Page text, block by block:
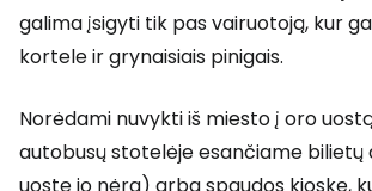
galima įsigyti tik pas vairuotoją, kur
kortele ir grynaisiais pinigais.
Norėdami nuvykti iš miesto į oro
autobusų stotelėje esančiame
uoste jo nėra) arba spaudos kioske,